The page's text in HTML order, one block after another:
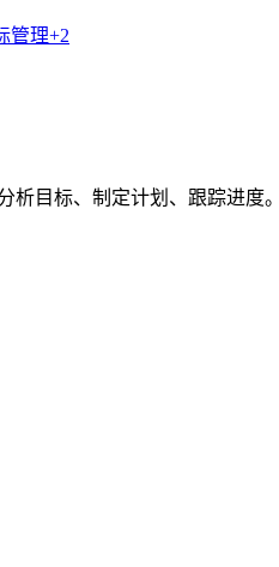
管理+2
析目标、制定计划、跟踪进度